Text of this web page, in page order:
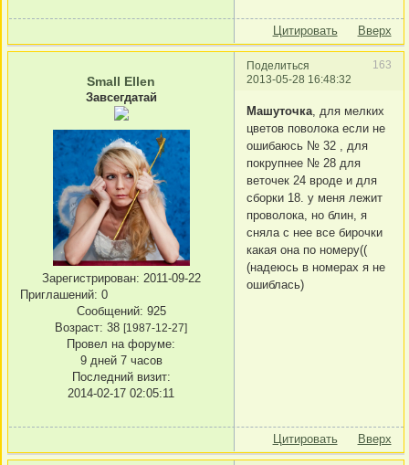
Цитировать Вверх
Поделиться
163
2013-05-28 16:48:32
Small Ellen
Завсегдатай
Зарегистрирован: 2011-09-22
Приглашений: 0
Сообщений: 925
Возраст: 38 [1987-12-27]
Провел на форуме:
9 дней 7 часов
Последний визит:
2014-02-17 02:05:11
Машуточка, для мелких
цветов поволока если не
ошибаюсь № 32 , для
покрупнее № 28 для
веточек 24 вроде и для
сборки 18. у меня лежит
проволока, но блин, я
сняла с нее все бирочки
какая она по номеру((
(надеюсь в номерах я не
ошиблась)
Цитировать Вверх